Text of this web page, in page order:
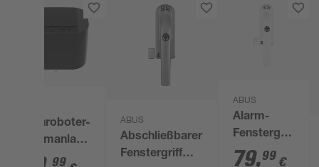
Mähroboter-
Alarmanlage
'Landroid
99
ABUS
Abschließbarer
Fenstergriff
ABUS
Alarm-
Fenstergriff
'FG300A W
79,99 €